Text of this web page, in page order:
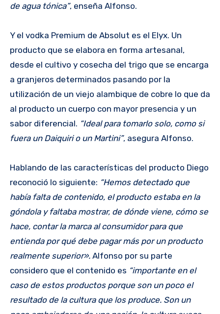
de agua tónica”, enseña Alfonso.
Y el vodka Premium de Absolut es el Elyx. Un
producto que se elabora en forma artesanal,
desde el cultivo y cosecha del trigo que se encarga
a granjeros determinados pasando por la
utilización de un viejo alambique de cobre lo que da
al producto un cuerpo con mayor presencia y un
sabor diferencial. “Ideal para tomarlo solo, como si
fuera un Daiquiri o un Martini”, asegura Alfonso.
Hablando de las características del producto Diego
reconoció lo siguiente: “Hemos detectado que
había falta de contenido, el producto estaba en la
góndola y faltaba mostrar, de dónde viene, cómo se
hace, contar la marca al consumidor para que
entienda por qué debe pagar más por un producto
realmente superior». Alfonso por su parte
considero que el contenido es “importante en el
caso de estos productos porque son un poco el
resultado de la cultura que los produce. Son un